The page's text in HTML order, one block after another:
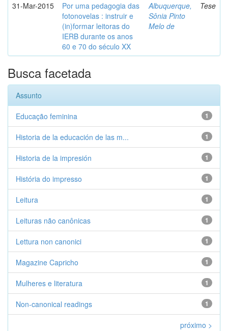
31-Mar-2015
Por uma pedagogia das
fotonovelas : instruir e
(in)formar leitoras do
IERB durante os anos
60 e 70 do século XX
Albuquerque,
Sônia Pinto
Melo de
Tese
Busca facetada
Assunto
1
Educação feminina
1
Historia de la educación de las m...
1
Historia de la impresión
1
História do impresso
1
Leitura
1
Leituras não canônicas
1
Lettura non canonici
1
Magazine Capricho
1
Mulheres e literatura
1
Non-canonical readings
próximo >